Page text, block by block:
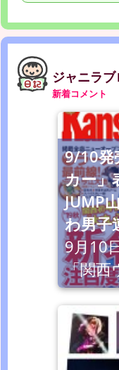
ジャニラ
新着コメント
9/10発
カー」
JUMP
わ男子
9月10
「関西